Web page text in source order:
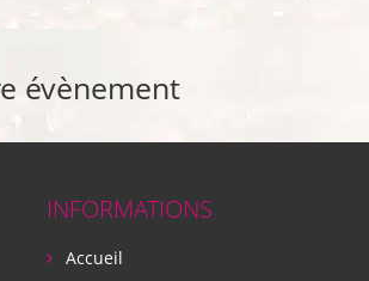
évènement
INFORMATIONS
Accueil